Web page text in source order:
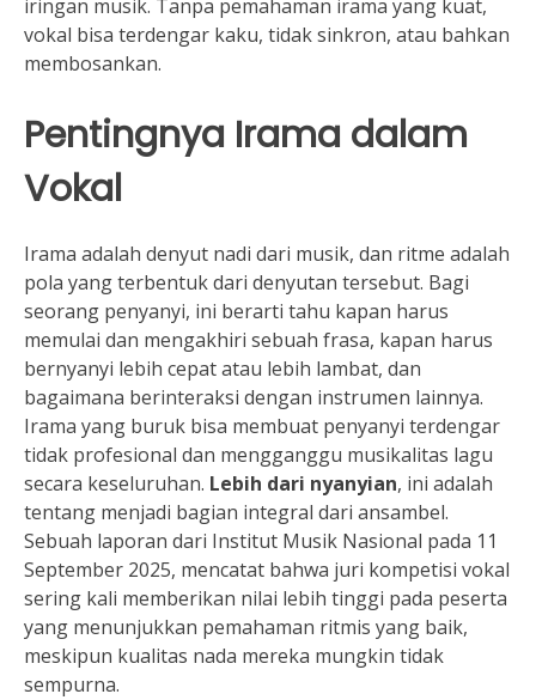
iringan musik. Tanpa pemahaman irama yang kuat,
vokal bisa terdengar kaku, tidak sinkron, atau bahkan
membosankan.
Pentingnya Irama dalam
Vokal
Irama adalah denyut nadi dari musik, dan ritme adalah
pola yang terbentuk dari denyutan tersebut. Bagi
seorang penyanyi, ini berarti tahu kapan harus
memulai dan mengakhiri sebuah frasa, kapan harus
bernyanyi lebih cepat atau lebih lambat, dan
bagaimana berinteraksi dengan instrumen lainnya.
Irama yang buruk bisa membuat penyanyi terdengar
tidak profesional dan mengganggu musikalitas lagu
secara keseluruhan. Lebih dari nyanyian, ini adalah
tentang menjadi bagian integral dari ansambel.
Sebuah laporan dari Institut Musik Nasional pada 11
September 2025, mencatat bahwa juri kompetisi vokal
sering kali memberikan nilai lebih tinggi pada peserta
yang menunjukkan pemahaman ritmis yang baik,
meskipun kualitas nada mereka mungkin tidak
sempurna.